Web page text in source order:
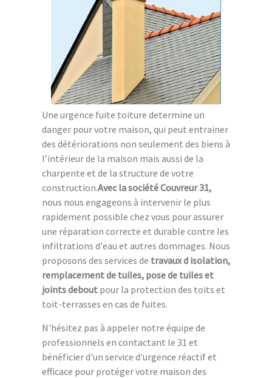
Une urgence fuite toiture determine un
danger pour votre maison, qui peut entrainer
des détériorations non seulement des biens à
l’intérieur de la maison mais aussi de la
charpente et de la structure de votre
construction.Avec la société Couvreur 31,
nous nous engageons à intervenir le plus
rapidement possible chez vous pour assurer
une réparation correcte et durable contre les
infiltrations d'eau et autres dommages. Nous
proposons des services de travaux d isolation,
remplacement de tuiles, pose de tuiles et
joints debout pour la protection des toits et
toit-terrasses en cas de fuites.
N'hésitez pas à appeler notre équipe de
professionnels en contactant le 31 et
bénéficier d'un service d'urgence réactif et
efficace pour protéger votre maison des